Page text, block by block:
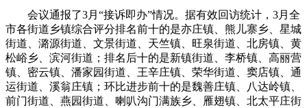
会议通报了3月“接诉即办”情况。据有效回访统计，3月全
市各街道乡镇综合评分排名前十的是亦庄镇、熊儿寨乡、星城
街道、潞源街道、文景街道、天竺镇、旺泉街道、北房镇、黄
松峪乡、滨河街道；排名后十的是新镇街道、李桥镇、高丽营
镇、密云镇、潘家园街道、王辛庄镇、荣华街道、窦店镇、通
运街道、溪翁庄镇；环比进步前十的是魏善庄镇、八达岭镇、
前门街道、燕园街道、喇叭沟门满族乡、雁翅镇、北太平庄街